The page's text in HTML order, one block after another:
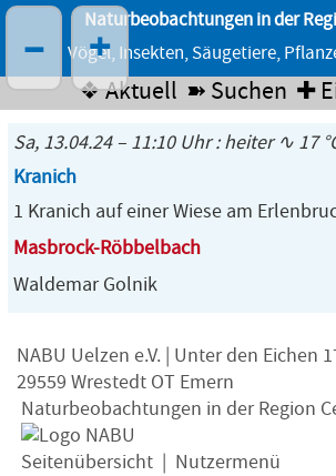
Naturbeobachtungen in der
Vögel, Insekten, Säugetiere,
❖ Aktuell ➽ Suchen ✚
Sa, 13.04.24 – 11:10 Uhr : heiter ∿ 17
Kranich
1 Kranich auf einer Wiese am
Masbrock-Röbbelbach
Waldemar Golnik
NABU Uelzen e.V. | Unter den Eichen
29559 Wrestedt OT Emern
Naturbeobachtungen in der Region
Seitenübersicht
Nutzermenü
– +